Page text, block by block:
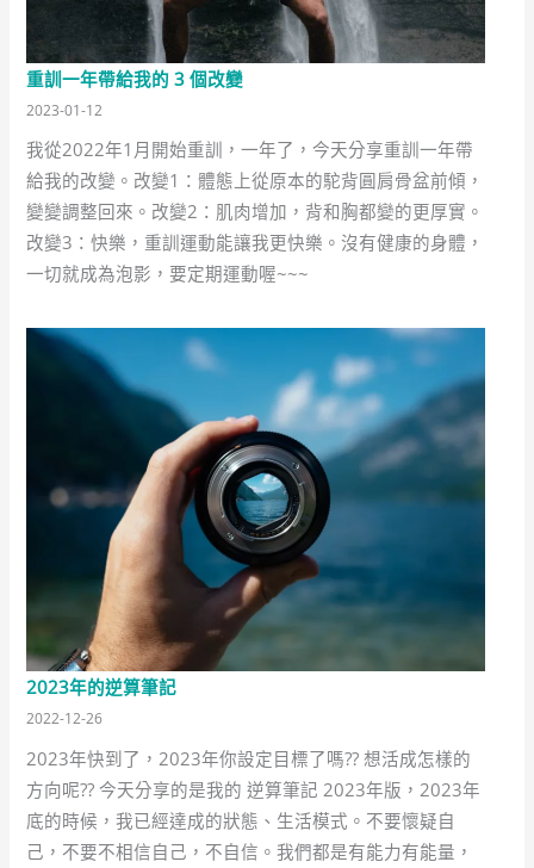
重訓一年帶給我的 3 個改變
2023-01-12
我從2022年1月開始重訓，一年了，今天分享重訓一年帶
給我的改變。改變1：體態上從原本的駝背圓肩骨盆前傾，
變變調整回來。改變2：肌肉增加，背和胸都變的更厚實。
改變3：快樂，重訓運動能讓我更快樂。沒有健康的身體，
一切就成為泡影，要定期運動喔~~~
2023年的逆算筆記
2022-12-26
2023年快到了，2023年你設定目標了嗎?? 想活成怎樣的
方向呢?? 今天分享的是我的 逆算筆記 2023年版，2023年
底的時候，我已經達成的狀態、生活模式。不要懷疑自
己，不要不相信自己，不自信。我們都是有能力有能量，